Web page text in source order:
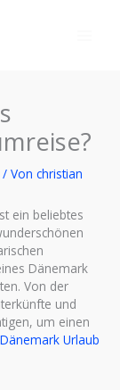
/ Von christian
ein beliebtes
Dänemark
Von der
und
um einen
Dänemark Urlaub